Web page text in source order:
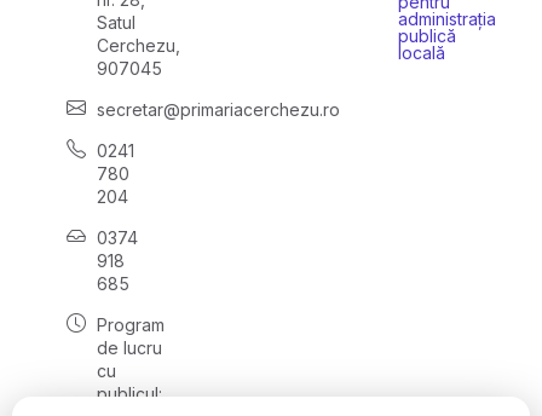
Satul
Cerchezu,
907045
secretar@primariacerchezu.ro
0241
780
204
0374
918
685
Program
de lucru
cu
publicul:
administrația
publică
locală